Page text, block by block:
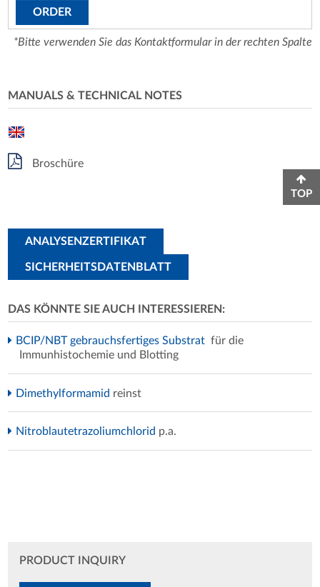
ORDER
*Bitte verwenden Sie das Kontaktformular in der rechten Spalte
MANUALS & TECHNICAL NOTES
Broschüre
ANALYSENZERTIFIKAT
SICHERHEITSDATENBLATT
DAS KÖNNTE SIE AUCH INTERESSIEREN:
BCIP/NBT gebrauchsfertiges Substrat für die
Immunhistochemie und Blotting
Dimethylformamid reinst
Nitroblautetrazoliumchlorid p.a.
PRODUCT INQUIRY
TOP